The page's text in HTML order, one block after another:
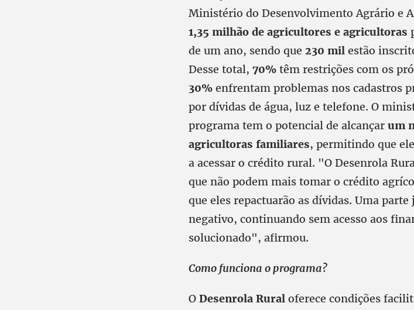
Ministério do Desenvolvimento Agrário e
1,35 milhão de agricultores e agricultoras
de um ano, sendo que 230 mil estão
Desse total, 70% têm restrições com os
30% enfrentam problemas nos cadastros
por dívidas de água, luz e telefone. O
programa tem o potencial de alcançar um
agricultoras familiares, permitindo que
a acessar o crédito rural. "O Desenrola
que não podem mais tomar o crédito
que eles repactuarão as dívidas. Uma
negativo, continuando sem acesso aos
solucionado", afirmou.
Como funciona o programa?
O Desenrola Rural oferece condições